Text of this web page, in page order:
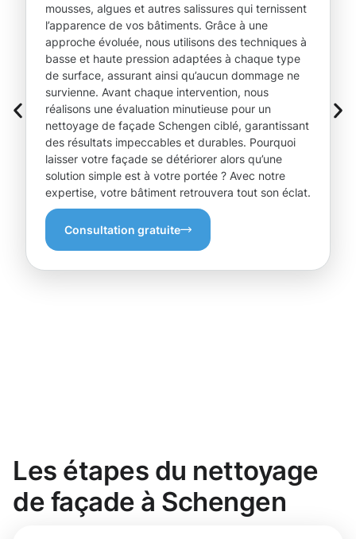
mousses, algues et autres salissures qui ternissent
l’apparence de vos bâtiments. Grâce à une
approche évoluée, nous utilisons des techniques à
basse et haute pression adaptées à chaque type
de surface, assurant ainsi qu’aucun dommage ne
survienne. Avant chaque intervention, nous
réalisons une évaluation minutieuse pour un
nettoyage de façade Schengen ciblé, garantissant
des résultats impeccables et durables. Pourquoi
laisser votre façade se détériorer alors qu’une
solution simple est à votre portée ? Avec notre
expertise, votre bâtiment retrouvera tout son éclat.
Consultation gratuite
Les étapes du nettoyage
de façade à Schengen